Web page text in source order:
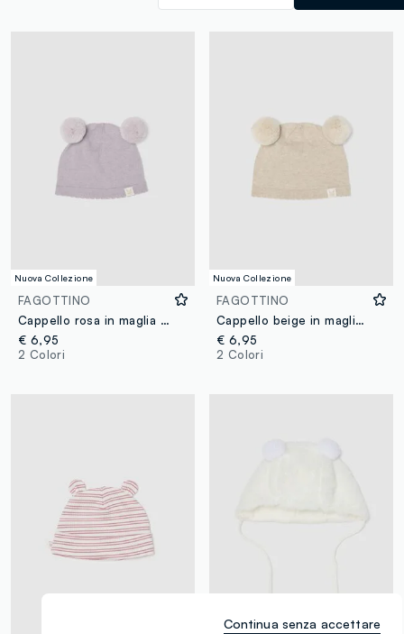
Nuova Collezione
FAGOTTINO
Cappello rosa in maglia di puro cotone organico con pon pon per neonata
€ 6,95
2 Colori
Nuova Collezione
FAGOTTINO
Cappello beige in maglia di puro cotone organico con pon pon per neonata
€ 6,95
2 Colori
Continua senza accettare